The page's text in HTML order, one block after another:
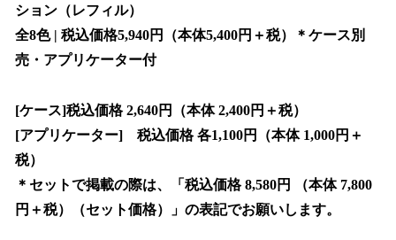
ション（レフィル）
全8色 | 税込価格5,940円（本体5,400円＋税）＊ケース別
売・アプリケーター付
[ケース]税込価格 2,640円（本体 2,400円＋税）
[アプリケーター] 税込価格 各1,100円（本体 1,000円＋
税）
＊セットで掲載の際は、「税込価格 8,580円 （本体 7,800
円＋税）（セット価格）」の表記でお願いします。